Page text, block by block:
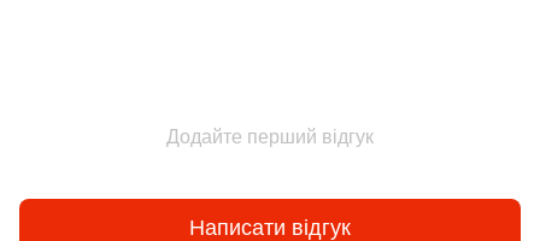
Додайте перший відгук
Написати відгук